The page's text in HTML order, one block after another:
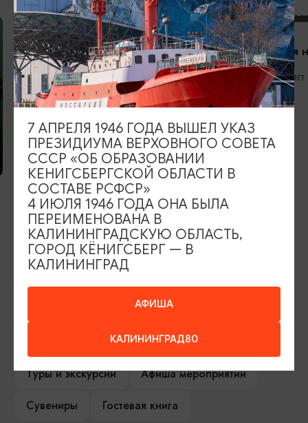
СПОРТИВНЫЙ ВОДНЫЙ ТУРИЗМ
Сап путешествия / Sup Travel
Калининград, ул. набережная
Генерала Карбышева, 26
САП станция
Янтарный,
«Кактус»
ИЩИТЕ ТАКЖЕ НА НАШЕМ САЙТЕ
Серебряное ожерелье
Электронная виза
Туры и экскурсии
Афиша мероприятий
Сувениры
Гостевая книга
АФИША
КАЛИНИНГРАД80
7 АПРЕЛЯ 1946 ГОДА ВЫШЕЛ УКАЗ
ПРЕЗИДИУМА ВЕРХОВНОГО СОВЕТА
СССР «ОБ ОБРАЗОВАНИИ
КЕНИГСБЕРГСКОЙ ОБЛАСТИ В
СОСТАВЕ РСФСР»
4 ИЮЛЯ 1946 ГОДА ОНА БЫЛА
ПЕРЕИМЕНОВАНА В
КАЛИНИНГРАДСКУЮ ОБЛАСТЬ,
ГОРОД КЁНИГСБЕРГ — В
КАЛИНИНГРАД